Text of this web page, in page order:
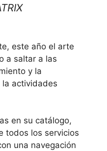
este año el arte
a saltar a las
y la
la actividades
en su catálogo,
todos los servicios
una navegación